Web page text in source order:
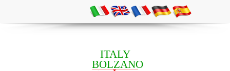
ITALY
BOLZANO